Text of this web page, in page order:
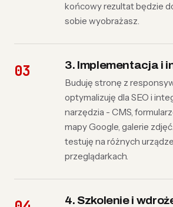
końcowy rezultat będzie
sobie wyobrażasz.
3. Implementacja i
Buduję stronę z
optymalizuję dla SEO i
narzędzia - CMS,
mapy Google, galerie
testuję na różnych
przeglądarkach.
4. Szkolenie i